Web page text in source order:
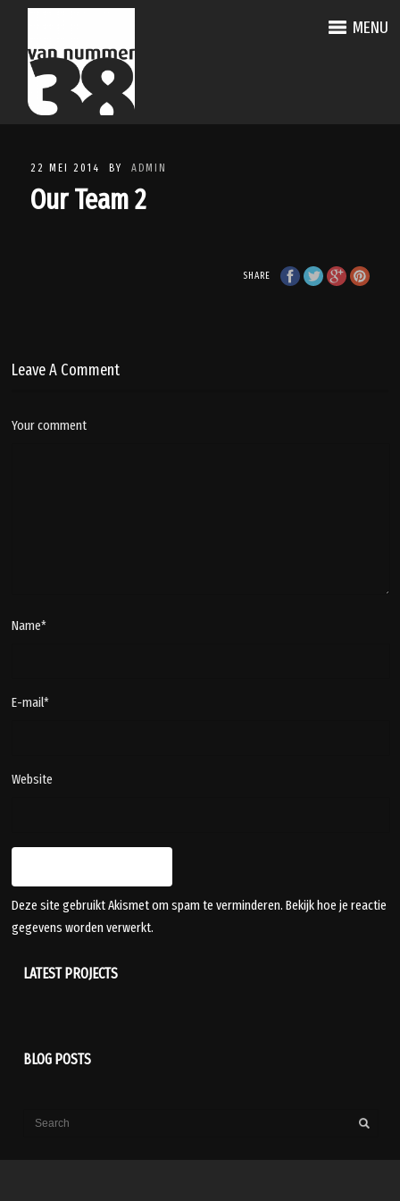
MENU
22 MEI 2014 BY ADMIN
Our Team 2
SHARE
Leave A Comment
Your comment
Name*
E-mail*
Website
Deze site gebruikt Akismet om spam te verminderen.Bekijk hoe je reactie
gegevens worden verwerkt.
LATEST PROJECTS
BLOG POSTS